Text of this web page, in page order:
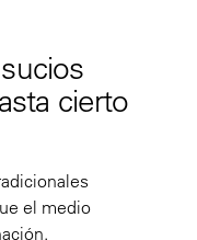
cierto
el medio